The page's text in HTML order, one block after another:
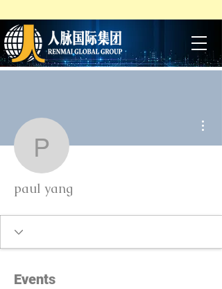
paul yang
paul yang
Events